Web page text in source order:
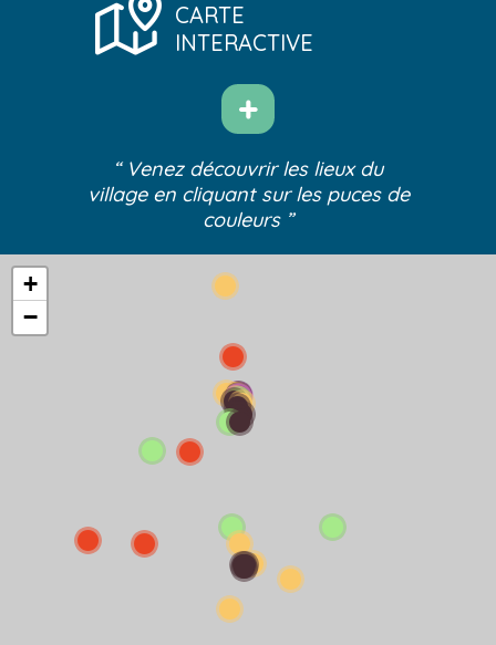
CARTE
INTERACTIVE
“ Venez découvrir les lieux du
village en cliquant sur les puces de
couleurs ”
+
−